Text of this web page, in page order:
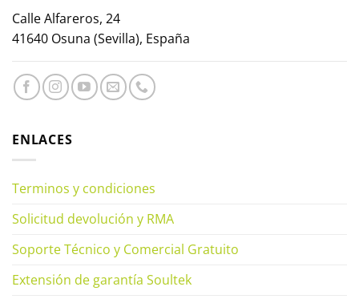
Calle Alfareros, 24
41640 Osuna (Sevilla), España
ENLACES
Terminos y condiciones
Solicitud devolución y RMA
Soporte Técnico y Comercial Gratuito
Extensión de garantía Soultek